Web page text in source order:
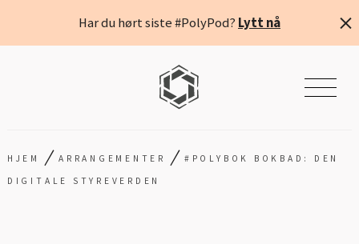
Har du hørt siste #PolyPod? Lytt nå
HJEM /ARRANGEMENTER / #POLYBOK BOKBAD: DEN
DIGITALE STYREVERDEN